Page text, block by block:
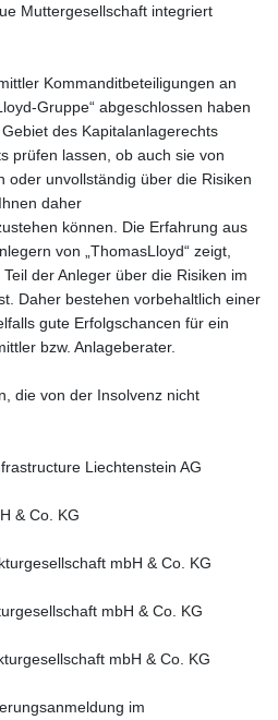
Muttergesellschaft integriert
Kommanditbeteiligungen an
Gruppe“ abgeschlossen haben
des Kapitalanlagerechts
prüfen lassen, ob auch sie von
oder unvollständig über die Risiken
daher
können. Die Erfahrung aus
von „ThomasLloyd“ zeigt,
der Anleger über die Risiken im
Daher bestehen vorbehaltlich einer
gute Erfolgschancen für ein
bzw. Anlageberater.
die von der Insolvenz nicht
Liechtenstein AG
& Co. KG
mbH & Co. KG
mbH & Co. KG
mbH & Co. KG
im